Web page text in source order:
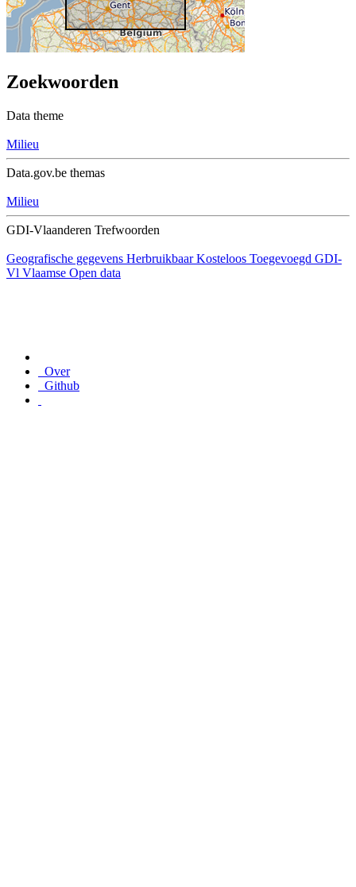
Zoekwoorden
Data theme
Milieu
Data.gov.be themas
Milieu
GDI-Vlaanderen Trefwoorden
Geografische gegevens Herbruikbaar Kosteloos Toegevoegd GDI-
Vl Vlaamse Open data
Over
Github